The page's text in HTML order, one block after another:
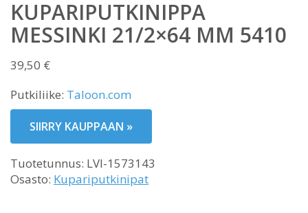
KUPARIPUTKINIPPA
MESSINKI 21/2×64 MM 5410
39,50 €
Putkiliike: Taloon.com
SIIRRY KAUPPAAN »
Tuotetunnus: LVI-1573143
Osasto: Kupariputkinipat